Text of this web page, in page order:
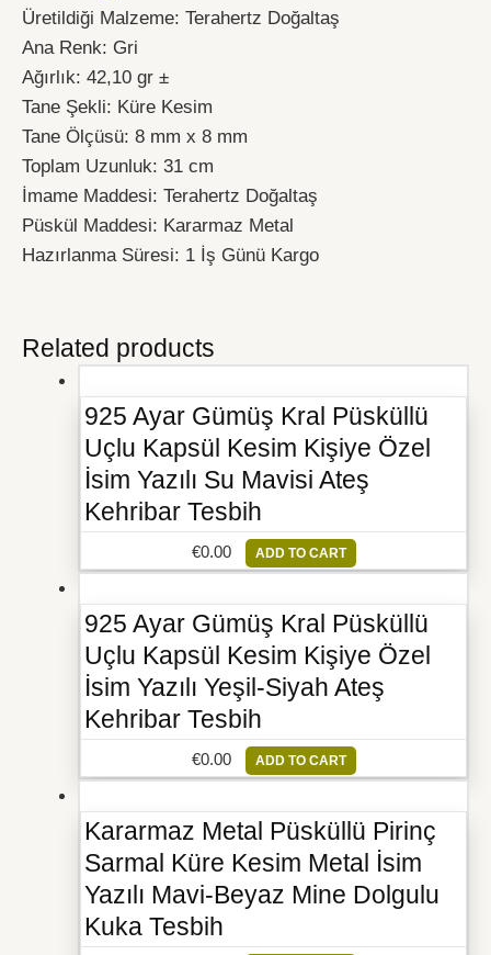
Üretildiği Malzeme: Terahertz Doğaltaş
Ana Renk: Gri
Ağırlık: 42,10 gr ±
Tane Şekli: Küre Kesim
Tane Ölçüsü: 8 mm x 8 mm
Toplam Uzunluk: 31 cm
İmame Maddesi: Terahertz Doğaltaş
Püskül Maddesi: Kararmaz Metal
Hazırlanma Süresi: 1 İş Günü Kargo
Related products
925 Ayar Gümüş Kral Püsküllü
Uçlu Kapsül Kesim Kişiye Özel
İsim Yazılı Su Mavisi Ateş
Kehribar Tesbih
€0.00 ADD TO CART
925 Ayar Gümüş Kral Püsküllü
Uçlu Kapsül Kesim Kişiye Özel
İsim Yazılı Yeşil-Siyah Ateş
Kehribar Tesbih
€0.00 ADD TO CART
Kararmaz Metal Püsküllü Pirinç
Sarmal Küre Kesim Metal İsim
Yazılı Mavi-Beyaz Mine Dolgulu
Kuka Tesbih